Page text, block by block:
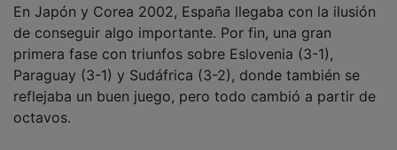
de conseguir algo importante. Por fin, una gran
primera fase con triunfos sobre Eslovenia (3-1),
Paraguay (3-1) y Sudáfrica (3-2), donde también se
reflejaba un buen juego, pero todo cambió a partir de
octavos.